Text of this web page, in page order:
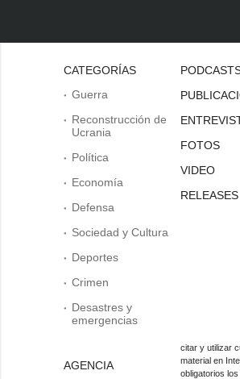
CATEGORÍAS
Guerra
Reconstrucción de
Ucrania
Política
Economía
Defensa
Sociedad y Cultura
Deportes
Crimen
Desastres y
emergencias
AGENCIA
FOTOS
VIDEO
RELEASES
citar y utilizar
material en
obligatorios